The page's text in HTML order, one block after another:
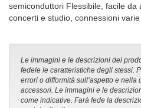
semiconduttori Flessibile, facile da
concerti e studio, connessioni
Le immagini e le descrizioni dei
fedele le caratteristiche degli stessi.
errori o difformità sull’aspetto e
accessori. Le immagini e le
come indicative. Farà fede la